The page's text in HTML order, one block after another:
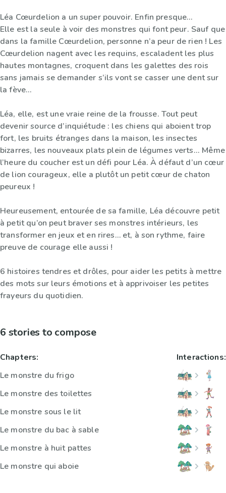
Léa Cœurdelion a un super pouvoir. Enfin presque...
Elle est la seule à voir des monstres qui font peur. Sauf que
dans la famille Cœurdelion, personne n’a peur de rien ! Les
Cœurdelion nagent avec les requins, escaladent les plus
hautes montagnes, croquent dans les galettes des rois
sans jamais se demander s’ils vont se casser une dent sur
la fève…
Léa, elle, est une vraie reine de la frousse. Tout peut
devenir source d’inquiétude : les chiens qui aboient trop
fort, les bruits étranges dans la maison, les insectes
bizarres, les nouveaux plats plein de légumes verts... Même
l’heure du coucher est un défi pour Léa. À défaut d’un cœur
de lion courageux, elle a plutôt un petit cœur de chaton
peureux !
Heureusement, entourée de sa famille, Léa découvre petit
à petit qu’on peut braver ses monstres intérieurs, les
transformer en jeux et en rires… et, à son rythme, faire
preuve de courage elle aussi !
6 histoires tendres et drôles, pour aider les petits à mettre
des mots sur leurs émotions et à apprivoiser les petites
frayeurs du quotidien.
6 stories to compose
Chapters:
Le monstre du frigo
Le monstre des toilettes
Le monstre sous le lit
Le monstre du bac à sable
Le monstre à huit pattes
Le monstre qui aboie
Interactions: